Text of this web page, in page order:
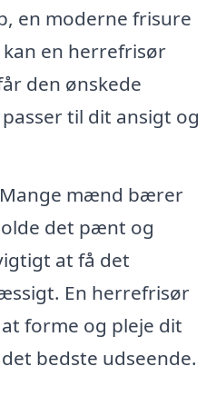
en moderne frisure
en herrefrisør
den ønskede
til dit ansigt og
Mange mænd bærer
det pænt og
at få det
En herrefrisør
forme og pleje dit
bedste udseende.